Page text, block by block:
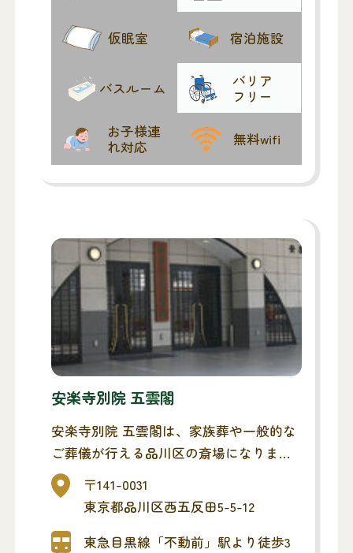
仮眠室 宿泊施設
バスルーム
バリア
フリー
お子様連
れ対応
無料wifi
安楽寺別院 五雲閣
安楽寺別院 五雲閣は、家族葬や一般的な
ご葬儀が行える品川区の斎場になりま
す。お通夜・告別式(ご葬儀)までを同斎
場でとり行い、最寄りの火葬場へ移動す
る流れになります。
公共交通機関から徒歩3分の立地にあり、
〒141-0031
東京都品川区西五反田5-5-12
東急目黒線「不動前」駅より徒歩3